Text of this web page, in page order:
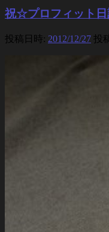
祝☆プロフィット日
投稿日時: 2012/12/27 投